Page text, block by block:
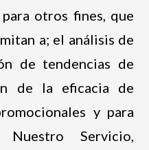
otros fines, que
a; el análisis de
de tendencias de
de la eficacia de
y para
Servicio,